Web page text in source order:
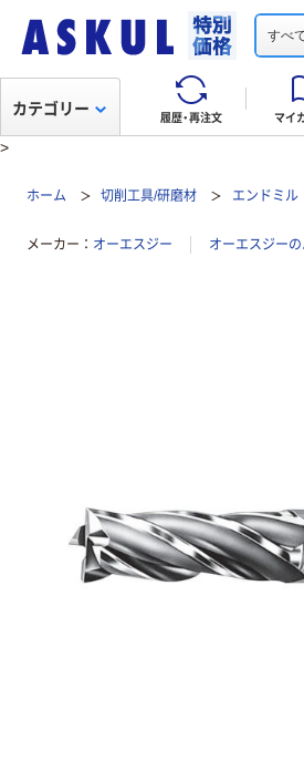
すべ
履歴・再注文 マイ
カテゴリー
>
ホーム 切削工具/研磨材 エンドミル
メーカー オーエスジー オーエスジー